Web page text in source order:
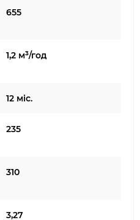
655
1,2 м³/год
12 міс.
235
310
3,27